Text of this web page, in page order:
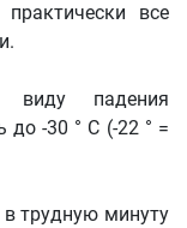
все
виду падения
до -30 ° С (-22 ° =
трудную минуту